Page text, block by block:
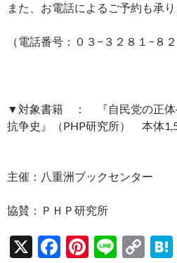
また、お電話によるご予約も承
（電話番号：０３−３２８１−８２
▼対象書籍 ： 『自民党の正
抗争史』（PHP研究所） 本体
主催：八重洲ブックセンタ
協賛：ＰＨＰ研究所
X
F
Pi Li
C